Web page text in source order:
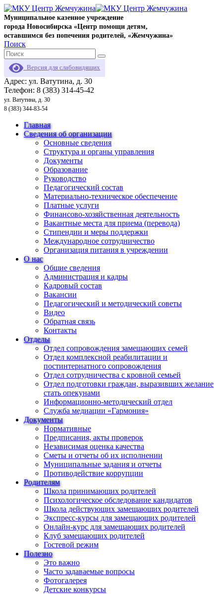
Муниципальное казенное учреждение
города Новосибирска «Центр помощи детям,
оставшимся без попечения родителей, «Жемчужина»
Поиск
Версия для слабовидящих
Адрес: ул. Ватутина, д. 30
Телефон: 8 (383) 314-45-42
ул. Ватутина, д. 30
8 (383) 344-83-54
Главная
Сведения об организации
Основные сведения
Структура и органы управления
Документы
Образование
Руководство
Педагогический состав
Материально-техническое обеспечение
Платные услуги
Финансово-хозяйственная деятельность
Вакантные места для приема (перевода)
Стипендии и меры поддержки
Международное сотрудничество
Организация питания в учреждении
О нас
Общие сведения
Администрация и кадры
Кадровый состав
Вакансии
Педагогический и методический советы
Видео
Обратная связь
Контакты
Отделы
Отдел сопровождения замещающих семей
Отдел комплексной реабилитации и
постинтернатного сопровождения
Отдел сотрудничества с кровной семьей
Отдел подготовки граждан, выразивших желание
стать опекунами
Информационно-методический отдел
Служба медиации «Гармония»
Документы
Нормативные
Предписания, акты проверок
Независимая оценка качества
Сметы и отчеты об их исполнении
Муниципальные задания и отчеты
Противодействие коррупции
Родителям
Школа принимающих родителей
Психологическое обследование кандидатов
Школа действующих замещающих родителей
Экспресс-курсы для замещающих родителей
Онлайн-курс для замещающих родителей
Клуб замещающих родителей
Гостевой режим
Полезно
Это важно
Часто задаваемые вопросы
Фотогалерея
Детские конкурсы